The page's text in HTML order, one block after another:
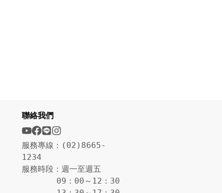
聯絡我們
服務專線：(02)8665-
1234
服務時段：週一至週五
09：00～12：30